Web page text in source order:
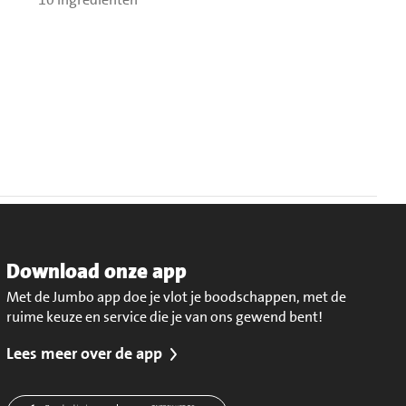
Download onze app
Met de Jumbo app doe je vlot je boodschappen, met de
ruime keuze en service die je van ons gewend bent!
Lees meer over de app